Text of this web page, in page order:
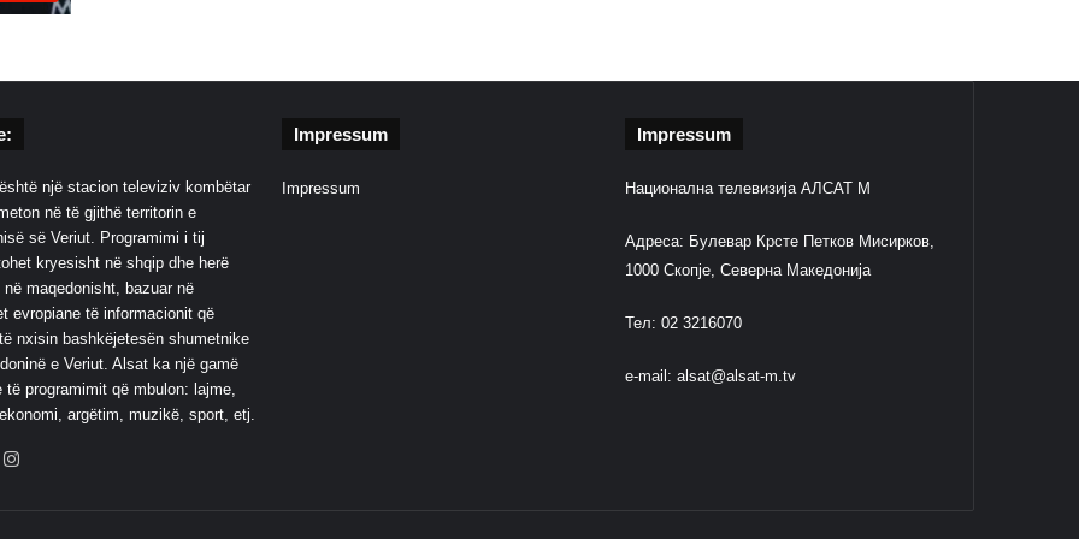
një stacion televiziv kombëtar
në të gjithë territorin e
së Veriut. Programimi i tij
kryesisht në shqip dhe herë
në maqedonisht, bazuar në
evropiane të informacionit që
nxisin bashkëjetesën shumetnike
e Veriut. Alsat ka një gamë
të programimit që mbulon: lajme,
argëtim, muzikë, sport, etj.
Impressum
Impressum
Impressum
Национална телевизија АЛСАТ М
Адреса: Булевар Крсте Петков Мисирков,
1000 Скопје, Северна Македонија
Тел: 02 3216070
e-mail: alsat@alsat-m.tv